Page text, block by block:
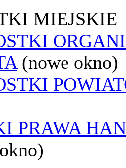
MIEJSKIE
(nowe okno)
PRAWA